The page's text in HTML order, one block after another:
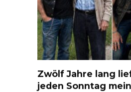
Zwölf Jahre lang
jeden Sonntag